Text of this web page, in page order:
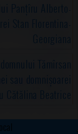
Panțîru Alberto-
Stan Florentina-
Georgiana
Tămîrsan
sau domnișoarei
Cătălina Beatrice